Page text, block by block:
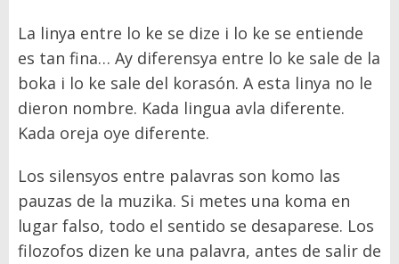
La linya entre lo ke se dize i lo ke se entiende
es tan fina… Ay diferensya entre lo ke sale de la
boka i lo ke sale del korasón. A esta linya no le
dieron nombre. Kada lingua avla diferente.
Kada oreja oye diferente.
Los silensyos entre palavras son komo las
pauzas de la muzika. Si metes una koma en
lugar falso, todo el sentido se desaparese. Los
filozofos dizen ke una palavra, antes de salir de